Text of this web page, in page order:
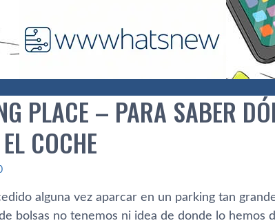
PLACE – PARA SABER
COCHE
alguna vez aparcar en un parking tan
bolsas no tenemos ni idea de donde lo hemos